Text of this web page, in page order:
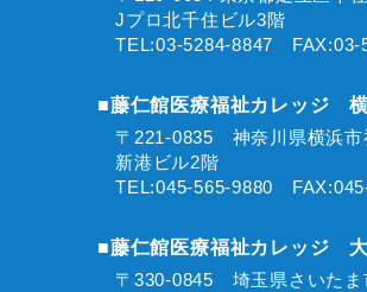
Jプロ北千住ビル3階
TEL:03-5284-8847 FAX:03-
■藤仁館医療福祉カレッジ
〒221-0835 神奈川県横浜
新港ビル2階
TEL:045-565-9880
■藤仁館医療福祉カレッジ
〒330-0845 埼玉県さいた